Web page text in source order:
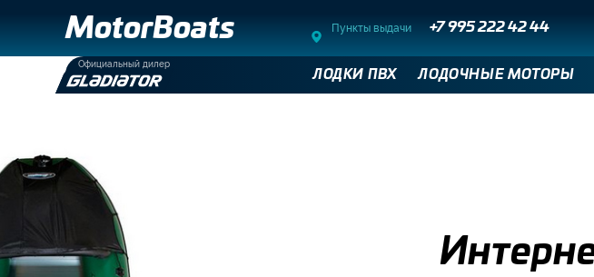
MotorBoats
Официальный дилер
Пункты выдачи +7 995 222 42 44
ЛОДКИ ПВХ ЛОДОЧНЫЕ МОТОРЫ